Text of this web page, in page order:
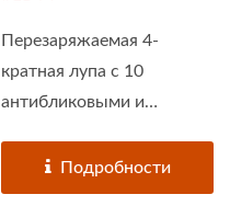
Перезаряжаемая 4-
кратная лупа с 10
антибликовыми и
Подробности